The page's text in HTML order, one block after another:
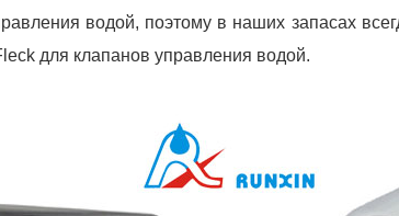
водой, поэтому в наших запасах
для клапанов управления водой.